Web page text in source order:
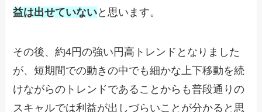
益は出せていないと思います。
その後、約4円の強い円高トレンドとなりました
が、短期間での動きの中でも細かな上下移動を続
けながらのトレンドであることからも普段通りの
スキャルでは利益が出しづらいことが分かると思